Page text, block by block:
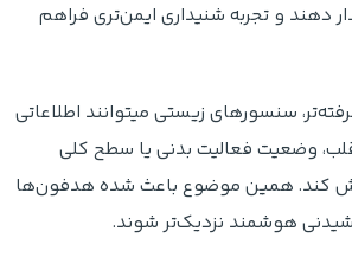
دهند و تجربه شنیداری ایمن‌تری فراهم
سنسورهای زیستی میتوانند اطلاعاتی
وضعیت فعالیت بدنی یا سطح کلی
کند. همین موضوع باعث شده هدفون‌ها
هوشمند نزدیک‌تر شوند.